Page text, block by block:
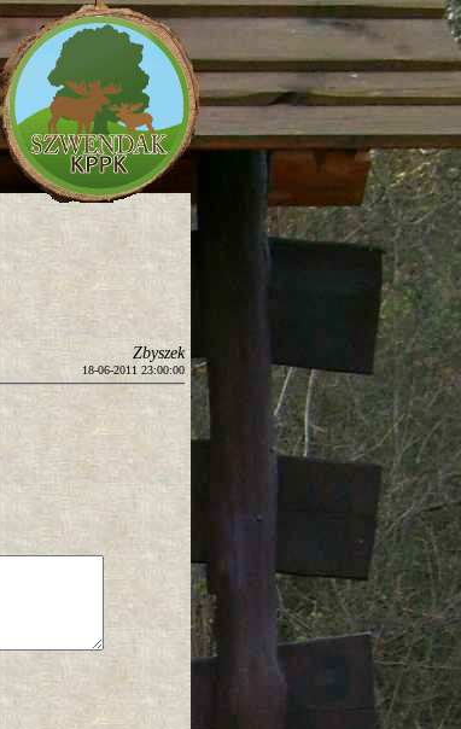
Zbyszek
18-06-2011 23:00:00